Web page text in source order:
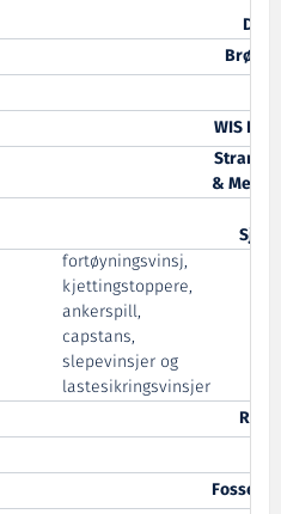
WIS
& Mek.
fortøyningsvinsj,
kjettingstoppere,
ankerspill,
capstans,
slepevinsjer og
lastesikringsvinsjer
Fossen